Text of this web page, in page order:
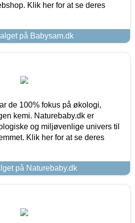
Klik her for at se deres
på Babysam.dk
de 100% fokus på økologi,
kemi. Naturebaby.dk er
og miljøvenlige univers til
Klik her for at se deres
på Naturebaby.dk